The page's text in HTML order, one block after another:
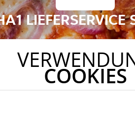
LIEFERSERVICE
COOKIES